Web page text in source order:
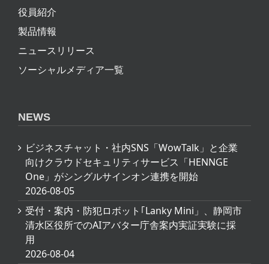
役員紹介
製品情報
ニュースリリース
ソーシャルメディア一覧
NEWS
ビジネスチャット・社内SNS「WowTalk」と企業
向けクラウドセキュリティサービス「HENNGE
One」がシングルサインオン連携を開始
2026-08-05
受付・案内・防犯ロボット｢Lanky Mini」、静岡市
清水区役所でのAIアバター庁舎案内実証実験に採
用
2026-08-04